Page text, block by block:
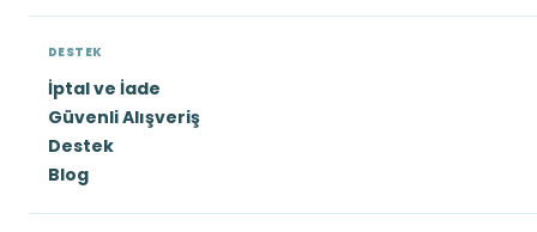
DESTEK
İptal ve İade
Güvenli Alışveriş
Destek
Blog